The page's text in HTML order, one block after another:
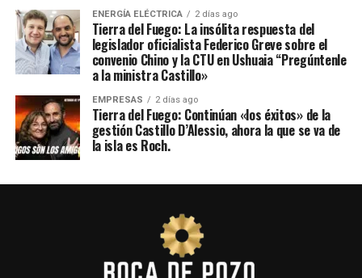
ENERGÍA ELÉCTRICA 2 días ago
Tierra del Fuego: La insólita respuesta del
legislador oficialista Federico Greve sobre el
convenio Chino y la CTU en Ushuaia “Pregúntenle
a la ministra Castillo»
EMPRESAS 2 días ago
Tierra del Fuego: Continúan «los éxitos» de la
gestión Castillo D’Alessio, ahora la que se va de
la isla es Roch.